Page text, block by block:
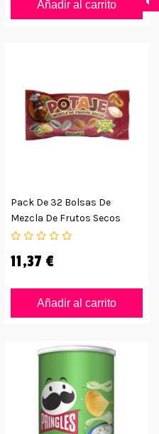
Añadir al carrito
Pack De 32 Bolsas De
Mezcla De Frutos Secos
Potaje
11,37 €
Añadir al carrito